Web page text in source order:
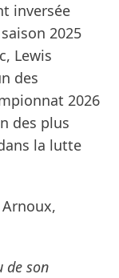
inversée
2025
Lewis
des
2026
des plus
la lutte
de son